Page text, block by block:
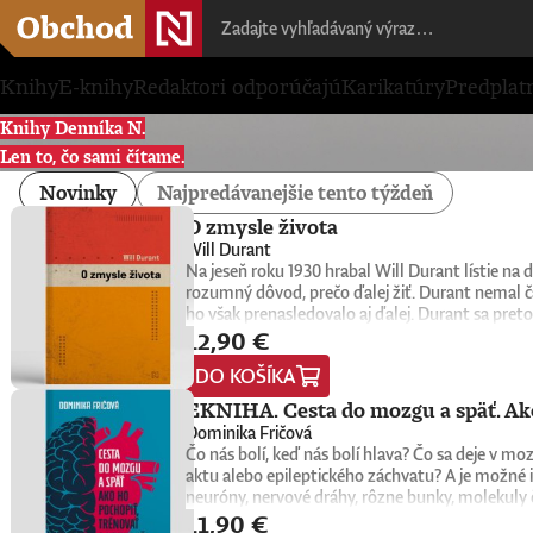
KnihyE-knihyRedaktori odporúčajúKarikatúry
Knihy Denníka N.
Len to, čo sami čítame.
Novinky Najpredávanejšie tento týždeň
O zmysle života
Will Durant
Na jeseň roku 1930 hrabal Will Durant lístie
rozumný dôvod, prečo ďalej žiť. Durant nemal
ho však prenasledovalo aj ďalej. Durant sa
konkrétne oni sami nachádzajú zmysel, cieľ a
1932. Keďže nemala žiadnu reklamu, tento
do rúk novej generácii čitateľov a čitateliek.
univerzitní profesori, psychológovia, štátnici,
spoločnú niť. Tá odhaľuje hlboké puto medzi
americký spisovateľ, historik a filozof, ktorý
Civilization), na ktorom vyše štyri desaťročia
myšlienkach zrozumiteľným, ľudským a
zmysluplnejšieho života.
12,90 €
DO KOŠÍKA
EKNIHA. Cesta do mozgu a späť.
Dominika Fričová
Čo nás bolí, keď nás bolí hlava? Čo sa deje v
aktu alebo epileptického záchvatu? A je
neuróny, nervové dráhy, rôzne bunky,
slovenská neurobiologička Dominika Fričová
11,90 €